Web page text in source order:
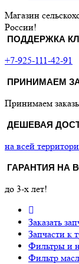
Магазин
России!
ПОДДЕРЖКА
+7-925-111-42-91
ПРИНИМАЕМ
Принимаем
ДЕШЕВАЯ
на всей
ГАРАНТИЯ НА
до 3-х лет!
Заказать
Запчасти к
Фильтры и
Фильтр